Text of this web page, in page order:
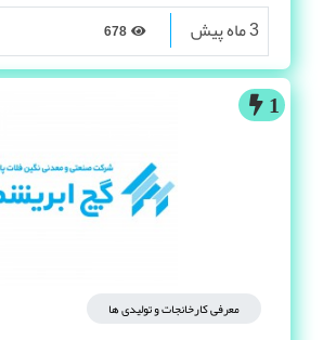
3 ماه پیش
1
معرفی کارخانجات و تولیدی ها